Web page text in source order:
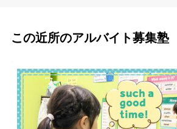
この近所のアルバイト募集塾